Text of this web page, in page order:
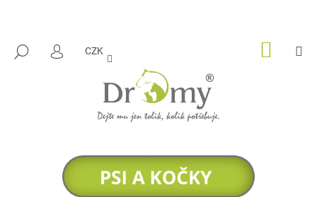
HLEDAT
PŘIHLÁŠENÍ
CZK KOŠÍK